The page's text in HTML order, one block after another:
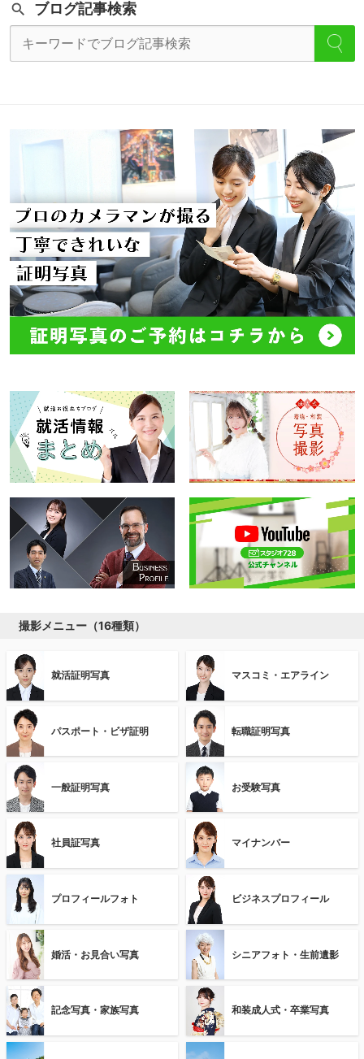
ブログ記事検索
撮影メニュー（16種類）
就活証明写真 マスコミ・エアライン
パスポート・ビザ証明 転職証明写真
一般証明写真 お受験写真
社員証写真 マイナンバー
プロフィールフォト ビジネスプロフィール
婚活・お見合い写真 シニアフォト・生前遺影
記念写真・家族写真 和装成人式・卒業写真